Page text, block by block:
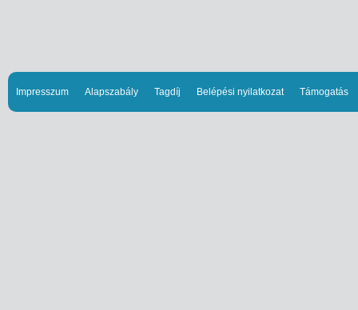
Impresszum Alapszabály Tagdíj Belépési nyilatkozat Támogatás